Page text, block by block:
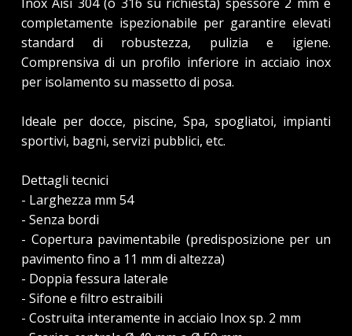
completamente ispezionabile per garantire elevati
standard di robustezza, pulizia e igiene.
Comprensiva di un profilo inferiore in acciaio inox
per isolamento su massetto di posa.
Ideale per docce, piscine, Spa, spogliatoi, impianti
sportivi, bagni, servizi pubblici, etc.
Dettagli tecnici
- Larghezza mm 54
- Senza bordi
- Copertura pavimentabile (predisposizione per un
pavimento fino a 11 mm di altezza)
- Doppia fessura laterale
- Sifone e filtro estraibili
- Costruita interamente in acciaio Inox sp. 2 mm